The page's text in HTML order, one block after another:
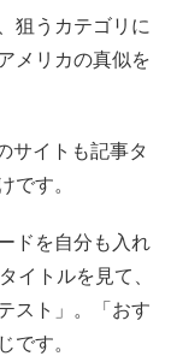
狙うカテゴリに
メリカの真似を
サイトも記事タ
す。
ドを自分も入れ
イトルを見て、
スト」。「おす
す。